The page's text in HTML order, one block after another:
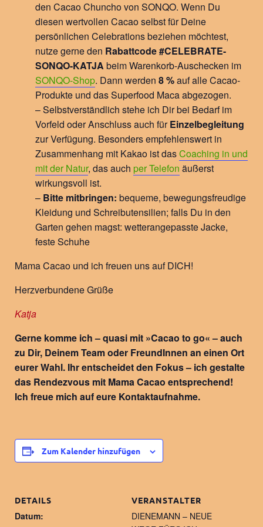
den Cacao Chuncho von SONQO. Wenn Du
diesen wertvollen Cacao selbst für Deine
persönlichen Celebrations beziehen möchtest,
nutze gerne den Rabattcode#CELEBRATE-
SONQO-KATJA beim Warenkorb-Auschecken im
SONQO-Shop. Dann werden 8 %auf alle Cacao-
Produkte und das Superfood Maca abgezogen.
– Selbstverständlich stehe ich Dir bei Bedarf im
Vorfeld oder Anschluss auch fürEinzelbegleitung
zur Verfügung. Besonders empfehlenswert in
Zusammenhang mit Kakao ist dasCoaching in und
mit der Natur, das auch per Telefon äußerst
wirkungsvoll ist.
– Bitte mitbringen: bequeme, bewegungsfreudige
Kleidung und Schreibutensilien; falls Du in den
Garten gehen magst: wetterangepasste Jacke,
feste Schuhe
Mama Cacao und ich freuen uns auf DICH!
Herzverbundene Grüße
Katja
Gerne komme ich – quasi mit »Cacao to go« – auch
zu Dir, Deinem Team oder FreundInnen an einen Ort
eurer Wahl. Ihr entscheidet den Fokus – ich gestalte
das Rendezvous mit Mama Cacao entsprechend!
Ich freue mich auf eure Kontaktaufnahme.
Zum Kalender hinzufügen
DETAILS
Datum:
VERANSTALTER
DIENEMANN – NEUE